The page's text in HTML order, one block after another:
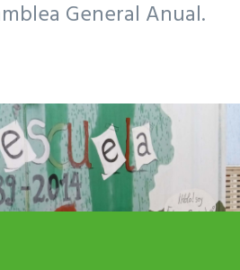
General Anual.